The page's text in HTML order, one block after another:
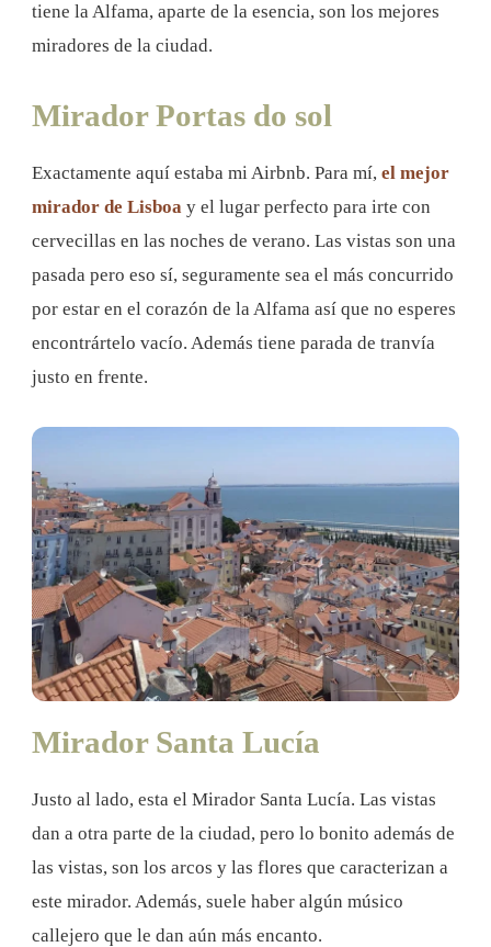
tiene la Alfama, aparte de la esencia, son los mejores
miradores de la ciudad.
Mirador Portas do sol
Exactamente aquí estaba mi Airbnb. Para mí, el mejor
mirador de Lisboa y el lugar perfecto para irte con
cervecillas en las noches de verano. Las vistas son una
pasada pero eso sí, seguramente sea el más concurrido
por estar en el corazón de la Alfama así que no esperes
encontrártelo vacío. Además tiene parada de tranvía
justo en frente.
Mirador Santa Lucía
Justo al lado, esta el Mirador Santa Lucía. Las vistas
dan a otra parte de la ciudad, pero lo bonito además de
las vistas, son los arcos y las flores que caracterizan a
este mirador. Además, suele haber algún músico
callejero que le dan aún más encanto.